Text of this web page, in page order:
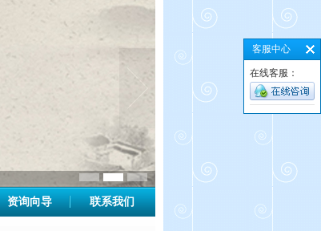
资询向导 联系我们
客服中心
在线客服：